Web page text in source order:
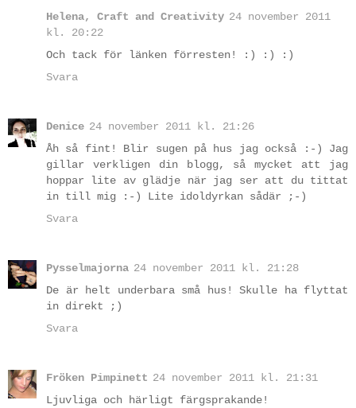
Helena, Craft and Creativity 24 november 2011
kl. 20:22
Och tack för länken förresten! :) :) :)
Svara
Denice 24 november 2011 kl. 21:26
Åh så fint! Blir sugen på hus jag också :-) Jag
gillar verkligen din blogg, så mycket att jag
hoppar lite av glädje när jag ser att du tittat
in till mig :-) Lite idoldyrkan sådär ;-)
Svara
Pysselmajorna 24 november 2011 kl. 21:28
De är helt underbara små hus! Skulle ha flyttat
in direkt ;)
Svara
Fröken Pimpinett 24 november 2011 kl. 21:31
Ljuvliga och härligt färgsprakande!